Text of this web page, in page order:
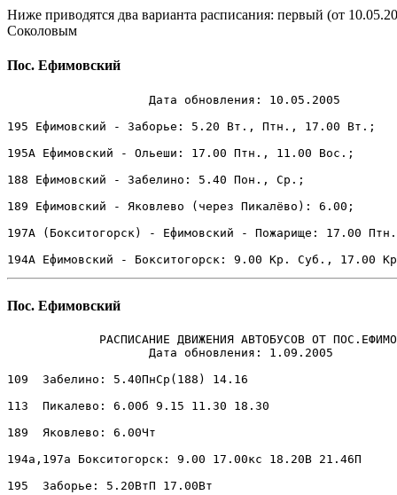
Ниже приводятся два варианта расписания: первый (от
Соколовым
Пос. Ефимовский
                    Дата обновления: 10.05.2005
195 Ефимовский - Заборье: 5.20 Вт., Птн., 17.00 Вт.;
195А Ефимовский - Ольеши: 17.00 Птн., 11.00 Вос.;
188 Ефимовский - Забелино: 5.40 Пон., Ср.;
189 Ефимовский - Яковлево (через Пикалёво): 6.00;
197А (Бокситогорск) - Ефимовский - Пожарище: 17.00
Пос. Ефимовский
РАСПИСАНИЕ ДВИЖЕНИЯ АВТОБУСОВ ОТ
                    Дата обновления: 1.09.2005
109  Забелино: 5.40ПнСр(188) 14.16
113  Пикалево: 6.00б 9.15 11.30 18.30
189  Яковлево: 6.00Чт
194а,197а Бокситогорск: 9.00 17.00кс 18.20В 21.46П
195  Заборье: 5.20ВтП 17.00Вт